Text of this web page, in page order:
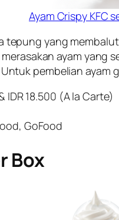
Ayam Crispy KFC
tepung yang
ayam
pembelian ayam
IDR 18.500 (A la Carte)
GoFood
Box